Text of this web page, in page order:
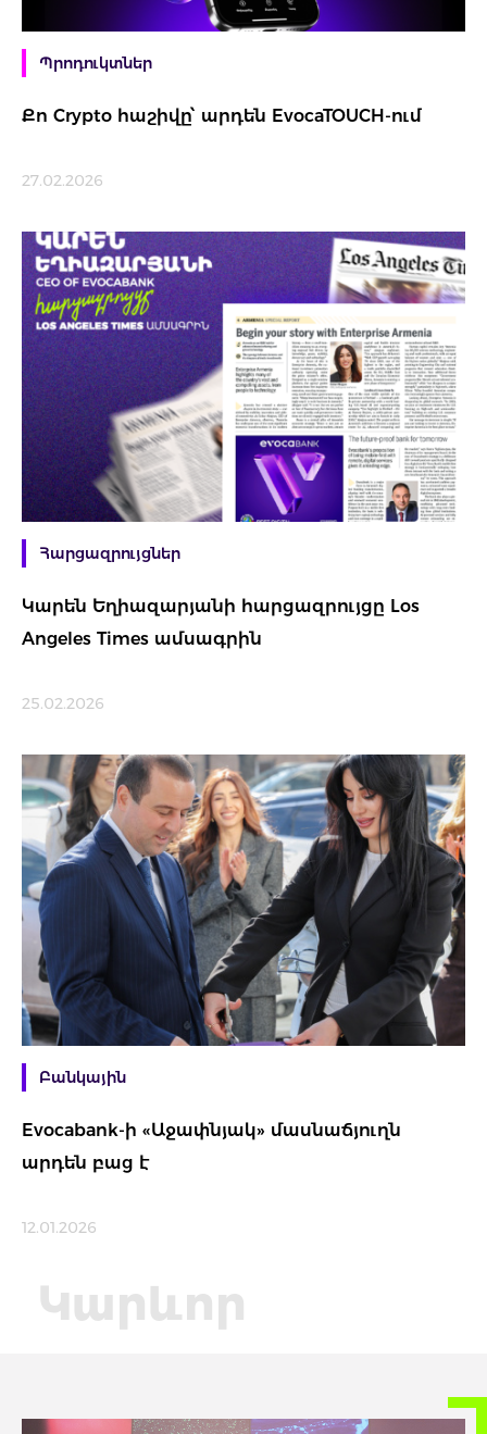
Պրոդուկտներ
Քո Crypto հաշիվը՝ արդեն EvocaTOUCH-ում
27.02.2026
Հարցազրույցներ
Կարեն Եղիազարյանի հարցազրույցը Los
Angeles Times ամսագրին
25.02.2026
Բանկային
Evocabank-ի «Աջափնյակ» մասնաճյուղն
արդեն բաց է
12.01.2026
Կարևոր